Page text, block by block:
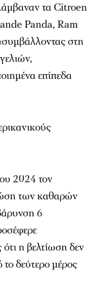
τα Citroen
Panda, Ram
στη
επίπεδα
2024 τον
των καθαρών
6
ότι η βελτίωση δεν
δεύτερο μέρος